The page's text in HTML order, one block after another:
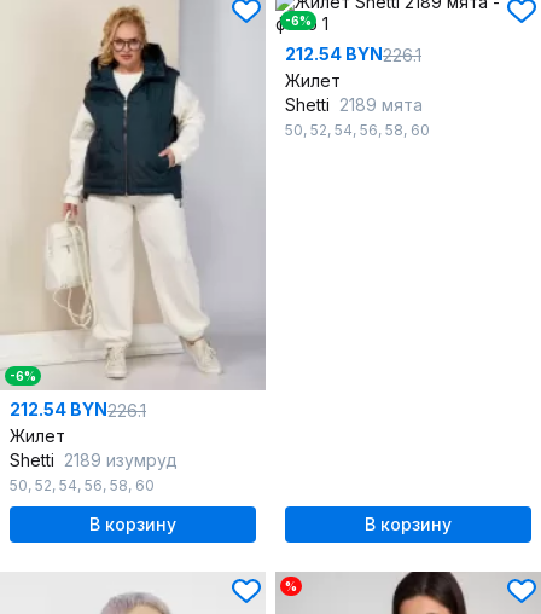
-6%
212.54 BYN226.1
Жилет
Shetti 2189 изумруд
50, 52, 54, 56, 58, 60
В корзину
-6%
212.54 BYN226.1
Жилет
Shetti 2189 мята
50, 52, 54, 56, 58, 60
В корзину
%